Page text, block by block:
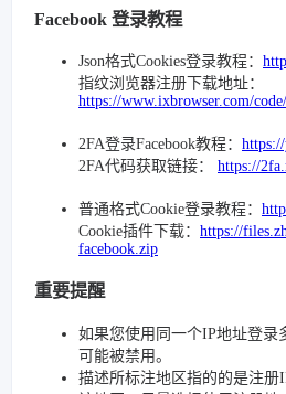
Facebook 登录教程
Json格式Cookies登录教程：
指纹浏览器注册下载地址：
https://www.ixbrowser.com/
2FA登录Facebook教程：
2FA代码获取链接： https://
普通格式Cookie登录教程：
Cookie插件下载： https://
facebook.zip
重要提醒
如果您使用同一个IP地址登录
可能被禁用。
描述所标注地区指的的是注册